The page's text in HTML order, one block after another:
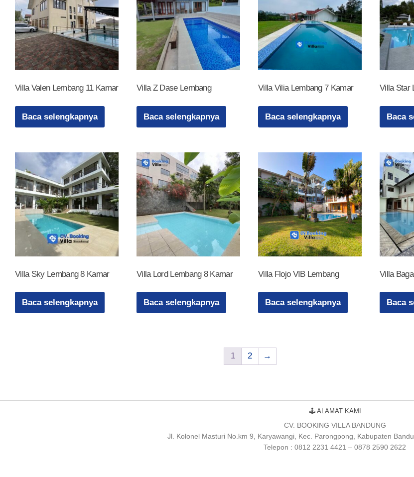
Villa Valen Lembang 11 Kamar
Baca selengkapnya
Villa Z Dase Lembang
Baca selengkapnya
Villa Vilia Lembang 7 Kamar
Baca selengkapnya
Villa Star
Baca
Villa Sky Lembang 8 Kamar
Baca selengkapnya
Villa Lord Lembang 8 Kamar
Baca selengkapnya
Villa Flojo VIB Lembang
Baca selengkapnya
Villa
Baca
1 2 →
🕹 ALAMAT KAMI
CV. BOOKING VILLA BANDUNG
Jl. Kolonel Masturi No.km 9, Karyawangi, Kec. Parongpong, Kabupaten
Telepon : 0812 2231 4421 – 0878 2590 2622